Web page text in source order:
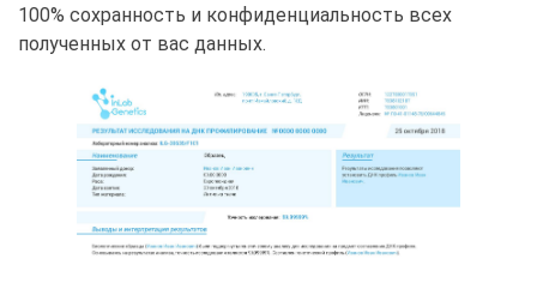
100% сохранность и конфиденциальность всех
полученных от вас данных.